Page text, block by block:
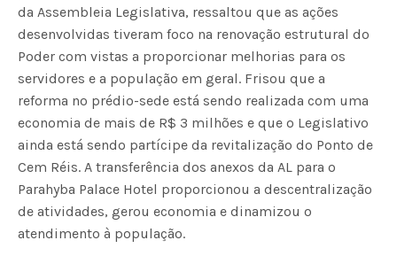
da Assembleia Legislativa, ressaltou que as ações
desenvolvidas tiveram foco na renovação estrutural do
Poder com vistas a proporcionar melhorias para os
servidores e a população em geral. Frisou que a
reforma no prédio-sede está sendo realizada com uma
economia de mais de R$ 3 milhões e que o Legislativo
ainda está sendo partícipe da revitalização do Ponto de
Cem Réis. A transferência dos anexos da AL para o
Parahyba Palace Hotel proporcionou a descentralização
de atividades, gerou economia e dinamizou o
atendimento à população.